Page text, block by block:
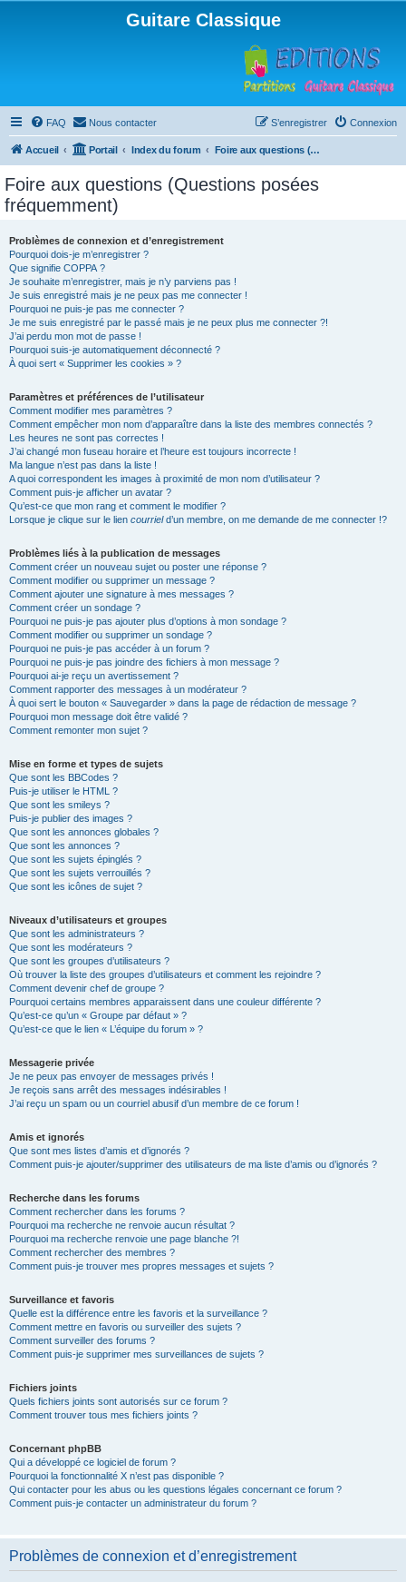
Guitare Classique
FAQ Nous contacter Connexion
S’enregistrer
Accueil Portail Index du forum Foire aux questions (Questions posées fréquemment)
Foire aux questions (Questions posées
fréquemment)
Problèmes de connexion et d’enregistrement
Pourquoi dois-je m’enregistrer ?
Que signifie COPPA ?
Je souhaite m’enregistrer, mais je n’y parviens pas !
Je suis enregistré mais je ne peux pas me connecter !
Pourquoi ne puis-je pas me connecter ?
Je me suis enregistré par le passé mais je ne peux plus me connecter ?!
J’ai perdu mon mot de passe !
Pourquoi suis-je automatiquement déconnecté ?
À quoi sert « Supprimer les cookies » ?
Paramètres et préférences de l’utilisateur
Comment modifier mes paramètres ?
Comment empêcher mon nom d’apparaître dans la liste des membres connectés ?
Les heures ne sont pas correctes !
J’ai changé mon fuseau horaire et l’heure est toujours incorrecte !
Ma langue n’est pas dans la liste !
A quoi correspondent les images à proximité de mon nom d’utilisateur ?
Comment puis-je afficher un avatar ?
Qu’est-ce que mon rang et comment le modifier ?
Lorsque je clique sur le lien courrield’un membre, on me demande de me connecter !?
Problèmes liés à la publication de messages
Comment créer un nouveau sujet ou poster une réponse ?
Comment modifier ou supprimer un message ?
Comment ajouter une signature à mes messages ?
Comment créer un sondage ?
Pourquoi ne puis-je pas ajouter plus d’options à mon sondage ?
Comment modifier ou supprimer un sondage ?
Pourquoi ne puis-je pas accéder à un forum ?
Pourquoi ne puis-je pas joindre des fichiers à mon message ?
Pourquoi ai-je reçu un avertissement ?
Comment rapporter des messages à un modérateur ?
À quoi sert le bouton « Sauvegarder » dans la page de rédaction de message ?
Pourquoi mon message doit être validé ?
Comment remonter mon sujet ?
Mise en forme et types de sujets
Que sont les BBCodes ?
Puis-je utiliser le HTML ?
Que sont les smileys ?
Puis-je publier des images ?
Que sont les annonces globales ?
Que sont les annonces ?
Que sont les sujets épinglés ?
Que sont les sujets verrouillés ?
Que sont les icônes de sujet ?
Niveaux d’utilisateurs et groupes
Que sont les administrateurs ?
Que sont les modérateurs ?
Que sont les groupes d’utilisateurs ?
Où trouver la liste des groupes d’utilisateurs et comment les rejoindre ?
Comment devenir chef de groupe ?
Pourquoi certains membres apparaissent dans une couleur différente ?
Qu’est-ce qu’un « Groupe par défaut » ?
Qu’est-ce que le lien « L’équipe du forum » ?
Messagerie privée
Je ne peux pas envoyer de messages privés !
Je reçois sans arrêt des messages indésirables !
J’ai reçu un spam ou un courriel abusif d’un membre de ce forum !
Amis et ignorés
Que sont mes listes d’amis et d’ignorés ?
Comment puis-je ajouter/supprimer des utilisateurs de ma liste d’amis ou d’ignorés ?
Recherche dans les forums
Comment rechercher dans les forums ?
Pourquoi ma recherche ne renvoie aucun résultat ?
Pourquoi ma recherche renvoie une page blanche ?!
Comment rechercher des membres ?
Comment puis-je trouver mes propres messages et sujets ?
Surveillance et favoris
Quelle est la différence entre les favoris et la surveillance ?
Comment mettre en favoris ou surveiller des sujets ?
Comment surveiller des forums ?
Comment puis-je supprimer mes surveillances de sujets ?
Fichiers joints
Quels fichiers joints sont autorisés sur ce forum ?
Comment trouver tous mes fichiers joints ?
Concernant phpBB
Qui a développé ce logiciel de forum ?
Pourquoi la fonctionnalité X n’est pas disponible ?
Qui contacter pour les abus ou les questions légales concernant ce forum ?
Comment puis-je contacter un administrateur du forum ?
Problèmes de connexion et d’enregistrement